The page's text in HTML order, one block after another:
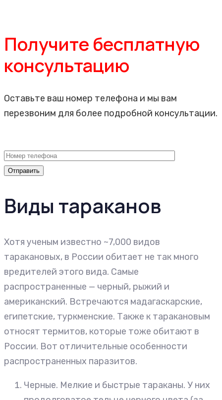
Получите бесплатную
консультацию
Оставьте ваш номер телефона и мы вам
перезвоним для более подробной консультации.
Виды тараканов
Хотя ученым известно ~7,000 видов
таракановых, в России обитает не так много
вредителей этого вида. Самые
распространенные — черный, рыжий и
американский. Встречаются мадагаскарские,
египетские, туркменские. Также к таракановым
относят термитов, которые тоже обитают в
России. Вот отличительные особенности
распространенных паразитов.
Черные. Мелкие и быстрые тараканы. У них